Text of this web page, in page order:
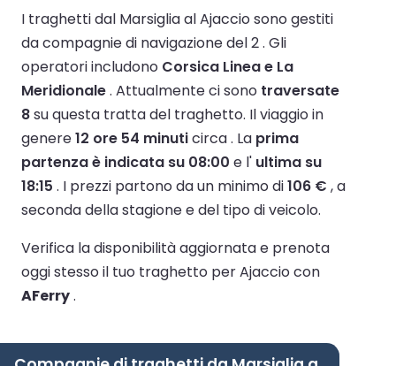
I traghetti dal Marsiglia al Ajaccio sono gestiti
da compagnie di navigazione del 2 . Gli
operatori includono Corsica Linea e La
Meridionale. Attualmente ci sono traversate
8su questa tratta del traghetto. Il viaggio in
genere12 ore 54 minuticirca . La prima
partenza è indicata su 08:00 e l' ultima su
18:15 . I prezzi partono da un minimo di106 € , a
seconda della stagione e del tipo di veicolo.
Verifica la disponibilità aggiornata e prenota
oggi stesso il tuo traghetto per Ajaccio con
AFerry.